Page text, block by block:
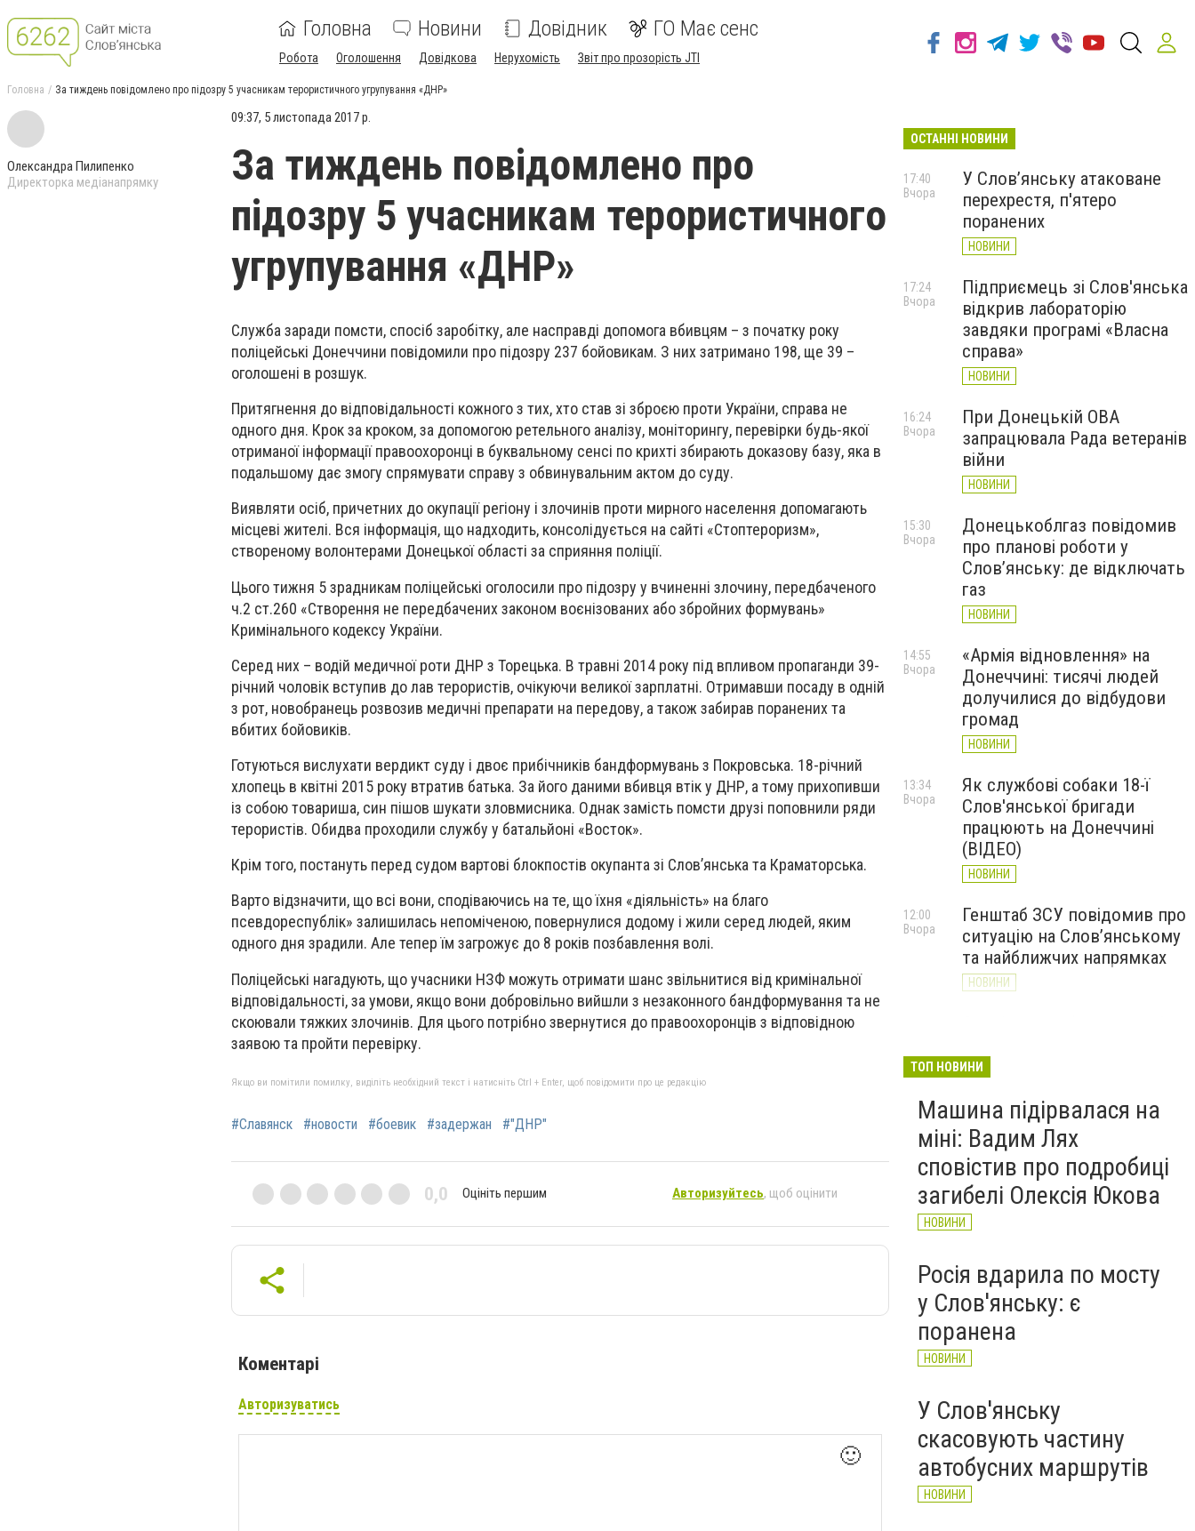
Головна Новини Довідник ГО Має сенс
Робота Оголошення Довідкова Нерухомість Звіт про прозорість JTI
Головна За тиждень повідомлено про підозру 5 учасникам терористичного угрупування «ДНР»
Олександра Пилипенко
Директорка медіанапрямку
09:37, 5 листопада 2017 р.
За тиждень повідомлено про
підозру 5 учасникам терористичного
угрупування «ДНР»
Служба заради помсти, спосіб заробітку, але насправді допомога вбивцям – з початку року
поліцейські Донеччини повідомили про підозру 237 бойовикам. З них затримано 198, ще 39 –
оголошені в розшук.
Притягнення до відповідальності кожного з тих, хто став зі зброєю проти України, справа не
одного дня. Крок за кроком, за допомогою ретельного аналізу, моніторингу, перевірки будь-якої
отриманої інформації правоохоронці в буквальному сенсі по крихті збирають доказову базу, яка в
подальшому дає змогу спрямувати справу з обвинувальним актом до суду.
Виявляти осіб, причетних до окупації регіону і злочинів проти мирного населення допомагають
місцеві жителі. Вся інформація, що надходить, консолідується на сайті «Стоптероризм»,
створеному волонтерами Донецької області за сприяння поліції.
Цього тижня 5 зрадникам поліцейські оголосили про підозру у вчиненні злочину, передбаченого
ч.2 ст.260 «Створення не передбачених законом воєнізованих або збройних формувань»
Кримінального кодексу України.
Серед них – водій медичної роти ДНР з Торецька. В травні 2014 року під впливом пропаганди 39-
річний чоловік вступив до лав терористів, очікуючи великої зарплатні. Отримавши посаду в одній
з рот, новобранець розвозив медичні препарати на передову, а також забирав поранених та
вбитих бойовиків.
Готуються вислухати вердикт суду і двоє прибічників бандформувань з Покровська. 18-річний
хлопець в квітні 2015 року втратив батька. За його даними вбивця втік у ДНР, а тому прихопивши
із собою товариша, син пішов шукати зловмисника. Однак замість помсти друзі поповнили ряди
терористів. Обидва проходили службу у батальйоні «Восток».
Крім того, постануть перед судом вартові блокпостів окупанта зі Слов’янська та Краматорська.
Варто відзначити, що всі вони, сподіваючись на те, що їхня «діяльність» на благо
псевдореспублік» залишилась непоміченою, повернулися додому і жили серед людей, яким
одного дня зрадили. Але тепер їм загрожує до 8 років позбавлення волі.
Поліцейські нагадують, що учасники НЗФ можуть отримати шанс звільнитися від кримінальної
відповідальності, за умови, якщо вони добровільно вийшли з незаконного бандформування та не
скоювали тяжких злочинів. Для цього потрібно звернутися до правоохоронців з відповідною
заявою та пройти перевірку.
Якщо ви помітили помилку, виділіть необхідний текст і натисніть Ctrl + Enter, щоб повідомити про це редакцію
#Славянск #новости #боевик #задержан #"ДНР"
0,0 Оцініть першим Авторизуйтесь, щоб оцінити
Коментарі
Авторизуватись
🙂
ОСТАННІ НОВИНИ
У Слов’янську атаковане
перехрестя, п'ятеро
поранених
НОВИНИ
17:40
Вчора
Підприємець зі Слов'янська
відкрив лабораторію
завдяки програмі «Власна
справа»
НОВИНИ
17:24
Вчора
При Донецькій ОВА
запрацювала Рада ветеранів
війни
НОВИНИ
16:24
Вчора
Донецькоблгаз повідомив
про планові роботи у
Слов’янську: де відключать
газ
НОВИНИ
15:30
Вчора
«Армія відновлення» на
Донеччині: тисячі людей
долучилися до відбудови
громад
НОВИНИ
14:55
Вчора
Як службові собаки 18-ї
Слов'янської бригади
працюють на Донеччині
(ВІДЕО)
НОВИНИ
13:34
Вчора
Генштаб ЗСУ повідомив про
ситуацію на Слов’янському
та найближчих напрямках
НОВИНИ
12:00
Вчора
великої війни: 7 серпня
ТОП НОВИНИ
Машина підірвалася на
міні: Вадим Лях
сповістив про подробиці
загибелі Олексія Юкова
НОВИНИ
Росія вдарила по мосту
у Слов'янську: є
поранена
НОВИНИ
У Слов'янську
скасовують частину
автобусних маршрутів
НОВИНИ